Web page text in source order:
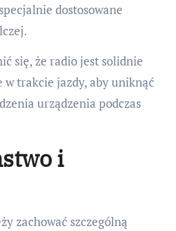
dostosowane
się, że radio jest solidnie
w trakcie jazdy, aby uniknąć
urządzenia podczas
i
zachować szczególną